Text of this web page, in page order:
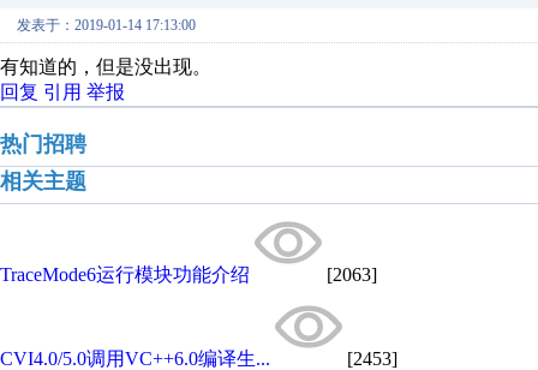
发表于：2019-01-14 17:13:00
有知道的，但是没出现。
回复 引用 举报
热门招聘
相关主题
TraceMode6运行模块功能介绍 [2063]
CVI4.0/5.0调用VC++6.0编译生... [2453]